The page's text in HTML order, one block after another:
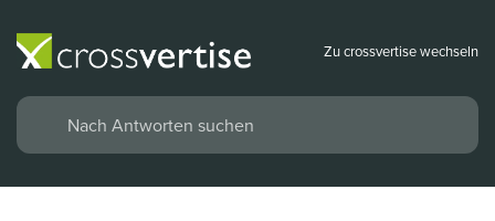
Zu crossvertise wechseln